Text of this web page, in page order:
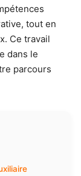
tout en
Ce travail
dans le
parcours